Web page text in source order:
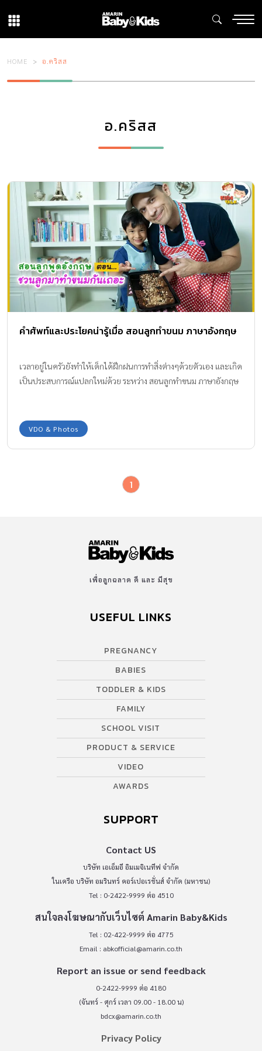
HOME อ.คริสส
อ.คริสส
คำศัพท์และประโยคน่ารู้เมื่อ สอนลูกทำขนม ภาษาอังกฤษ
เวลาอยู่ในครัวยังทำให้เด็กได้ฝึกฝนการทำสิ่งต่างๆด้วยตัวเอง และเกิด
เป็นประสบการณ์แปลกใหม่ด้วย ระหว่าง สอนลูกทำขนม ภาษาอังกฤษ
VDO & Photos
1
เพื่อลูกฉลาด ดี และ มีสุข
USEFUL LINKS
PREGNANCY
BABIES
TODDLER & KIDS
FAMILY
SCHOOL VISIT
PRODUCT & SERVICE
VIDEO
AWARDS
SUPPORT
Contact US
บริษัท เอเอ็มอี อิมเมจิเนทีฟ จำกัด
ในเครือ บริษัท อมรินทร์ คอร์เปอเรชั่นส์ จำกัด (มหาชน)
Tel : 0-2422-9999 ต่อ 4510
สนใจลงโฆษณากับเว็บไซต์ Amarin Baby&Kids
Tel : 02-422-9999 ต่อ 4775
Email : abkofficial@amarin.co.th
Report an issue or send feedback
0-2422-9999 ต่อ 4180
(จันทร์ - ศุกร์ เวลา 09.00 - 18.00 น)
bdcx@amarin.co.th
Privacy Policy